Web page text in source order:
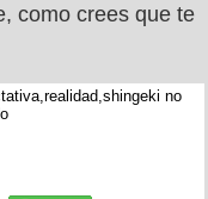
como crees que te